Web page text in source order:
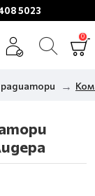
5023
0